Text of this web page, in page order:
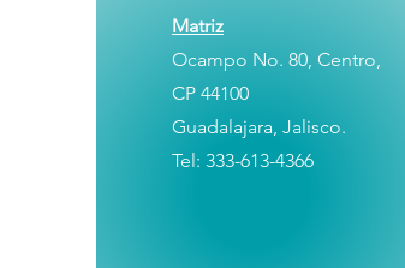
Matriz
Ocampo No. 80, Centro,
CP 44100
Guadalajara, Jalisco.
Tel: 333-613-4366